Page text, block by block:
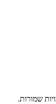
שמורות.